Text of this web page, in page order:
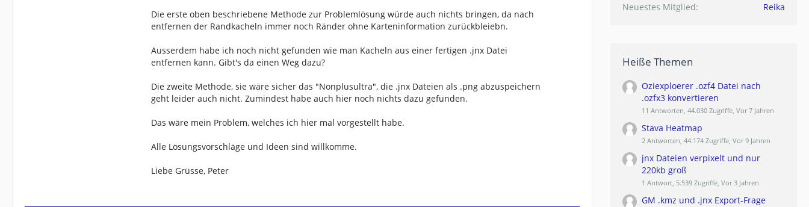
Die erste oben beschriebene Methode zur Problemlösung würde auch nichts bringen, da nach
entfernen der Randkacheln immer noch Ränder ohne Karteninformation zurückbleiebn.
Ausserdem habe ich noch nicht gefunden wie man Kacheln aus einer fertigen .jnx Datei
entfernen kann. Gibt's da einen Weg dazu?
Die zweite Methode, sie wäre sicher das "Nonplusultra", die .jnx Dateien als .png abzuspeichern
geht leider auch nicht. Zumindest habe auch hier noch nichts dazu gefunden.
Das wäre mein Problem, welches ich hier mal vorgestellt habe.
Alle Lösungsvorschläge und Ideen sind willkomme.
Liebe Grüsse, Peter
Neuestes Mitglied
Reika
Heiße Themen
Oziexploerer .ozf4 Datei nach
.ozfx3 konvertieren
11 Antworten, 44.030 Zugriffe, Vor 7 Jahren
Stava Heatmap
2 Antworten, 44.174 Zugriffe, Vor 9 Jahren
jnx Dateien verpixelt und nur
220kb groß
1 Antwort, 5.539 Zugriffe, Vor 3 Jahren
GM .kmz und .jnx Export-Frage